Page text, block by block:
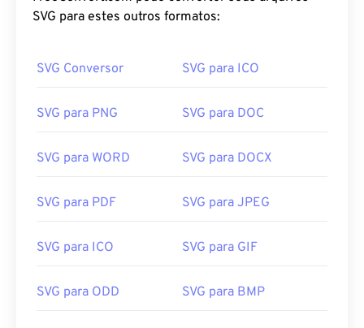
SVG para estes outros formatos:
SVG Conversor SVG para ICO
SVG para PNG SVG para DOC
SVG para WORD SVG para DOCX
SVG para PDF SVG para JPEG
SVG para ICO SVG para GIF
SVG para ODD SVG para BMP